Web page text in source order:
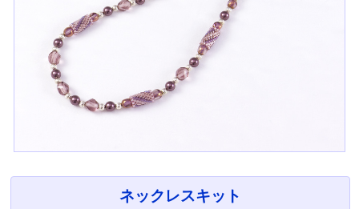
ネックレスキット